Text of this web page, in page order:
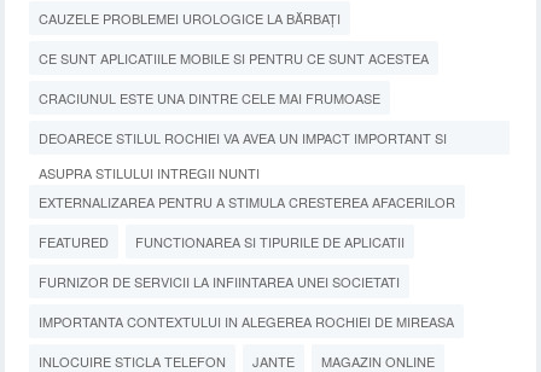
CAUZELE PROBLEMEI UROLOGICE LA BĂRBAȚI
CE SUNT APLICATIILE MOBILE SI PENTRU CE SUNT ACESTEA
CRACIUNUL ESTE UNA DINTRE CELE MAI FRUMOASE
DEOARECE STILUL ROCHIEI VA AVEA UN IMPACT IMPORTANT SI
ASUPRA STILULUI INTREGII NUNTI
EXTERNALIZAREA PENTRU A STIMULA CRESTEREA AFACERILOR
FEATURED FUNCTIONAREA SI TIPURILE DE APLICATII
FURNIZOR DE SERVICII LA INFIINTAREA UNEI SOCIETATI
IMPORTANTA CONTEXTULUI IN ALEGEREA ROCHIEI DE MIREASA
INLOCUIRE STICLA TELEFON JANTE MAGAZIN ONLINE